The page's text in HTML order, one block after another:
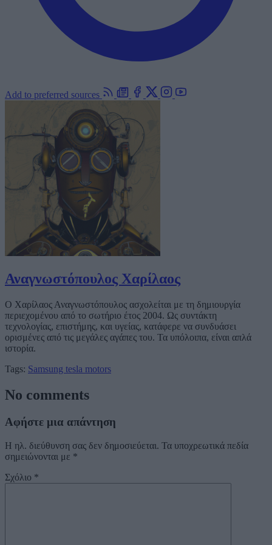
Add to preferred sources
Αναγνωστόπουλος Χαρίλαος
Ο Χαρίλαος Αναγνωστόπουλος ασχολείται με τη δημιουργία
περιεχομένου από το σωτήριο έτος 2004. Ως συντάκτη
τεχνολογίας, επιστήμης, και υγείας, κατάφερε να συνδυάσει
ορισμένες από τις μεγάλες αγάπες του. Τα υπόλοιπα, είναι απλά
ιστορία.
Tags: Samsung tesla motors
No comments
Αφήστε μια απάντηση
Η ηλ. διεύθυνση σας δεν δημοσιεύεται. Τα υποχρεωτικά πεδία
σημειώνονται με *
Σχόλιο *